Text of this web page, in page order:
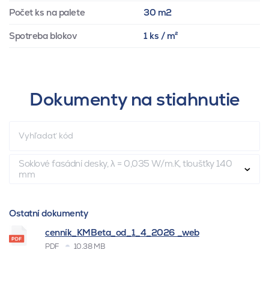
Počet ks na palete 30 m2
Spotreba blokov 1 ks / m²
Dokumenty na stiahnutie
Soklové fasádní desky, λ = 0,035 W/m.K, tloušťky 140
mm
Ostatní dokumenty
cenník_KMBeta_od_1_4_2026 _web
PDF 10.38 MB